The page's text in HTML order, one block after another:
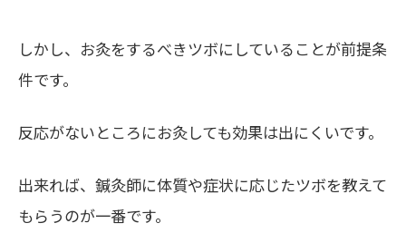
しかし、お灸をするべきツボにしていることが前提条
件です。
反応がないところにお灸しても効果は出にくいです。
出来れば、鍼灸師に体質や症状に応じたツボを教えて
もらうのが一番です。